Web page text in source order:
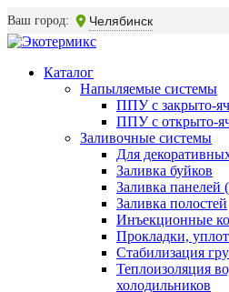
Ваш город: Челябинск
Каталог
Напыляемые системы
ППУ с закрыто-
ППУ с открыто-
Заливочные системы
Для
Заливка буйков
Заливка
Заливка полостей
Инъекционные
Прокладки,
Стабилизация
Теплоизоляция
холодильников